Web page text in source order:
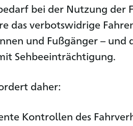
bei der Nutzung der
das verbotswidrige
und Fußgänger – und
Sehbeeinträchtigung.
daher:
Kontrollen des